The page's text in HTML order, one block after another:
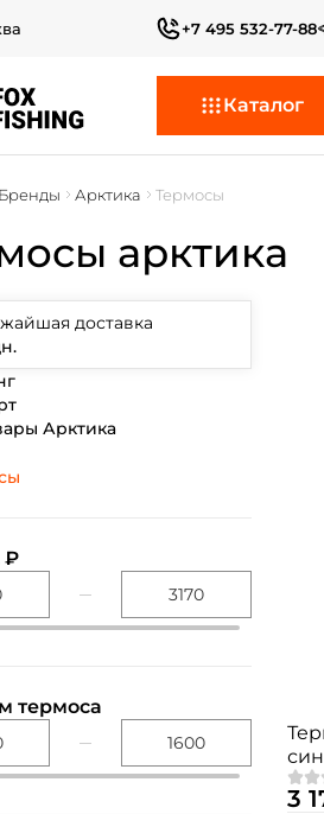
+7 495 532-77-88
Каталог
Бренды Арктика Термосы
арктика
доставка
Арктика
₽
термоса
3